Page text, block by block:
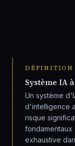
DÉFINITION
Système IA
Un système
d'intelligence
risque
fondamentaux
exhaustive